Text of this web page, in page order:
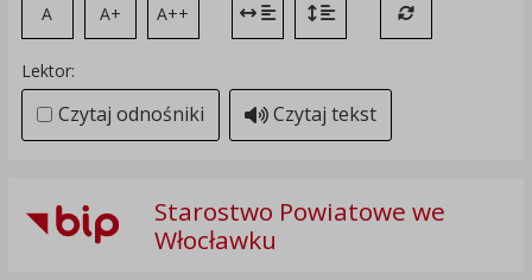
A
A+ A++ Zmień odstęp między literami
Zmień interlinię i margines
Przywróć
Lektor:
Czytaj odnośniki Czytaj tekst
Starostwo Powiatowe we
Włocławku